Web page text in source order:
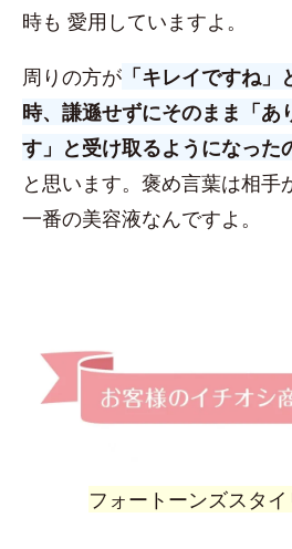
時も 愛用していますよ。
周りの方が 「キレイですね
時、謙遜せずにそのまま「あ
す」と受け取るようになった
と思います。褒め言葉は相手
一番の美容液なんですよ。
フォートーンズスタ